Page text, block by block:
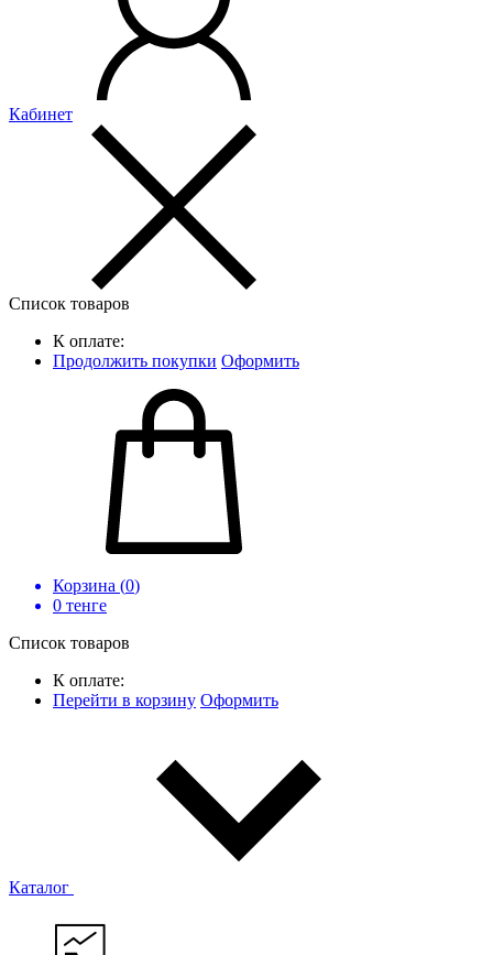
Кабинет
Список товаров
К оплате:
Продолжить покупки Оформить
Корзина (0)
0 тенге
Список товаров
К оплате:
Перейти в корзину Оформить
Каталог